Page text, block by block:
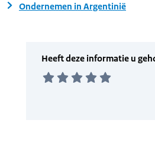
Ondernemen in Argentinië